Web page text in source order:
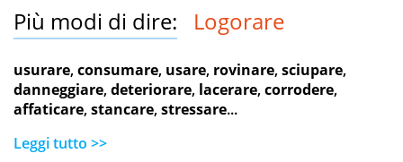
Più modi di dire: Logorare
usurare,consumare, usare, rovinare,sciupare,
danneggiare,deteriorare, lacerare,corrodere,
affaticare,stancare,stressare...
Leggi tutto >>